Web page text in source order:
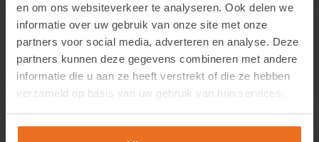
en om ons websiteverkeer te analyseren. Ook delen we
informatie over uw gebruik van onze site met onze
partners voor social media, adverteren en analyse. Deze
partners kunnen deze gegevens combineren met andere
informatie die u aan ze heeft verstrekt of die ze hebben
verzameld op basis van uw gebruik van hun services.
Login om de prijzen te zien.
LLumar V 14 SR CDF – Vista Dual Reflective Dark Neutral